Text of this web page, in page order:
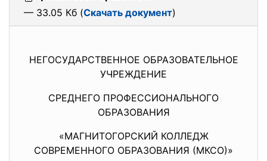
— 33.05 Кб (Скачать документ)
НЕГОСУДАРСТВЕННОЕ ОБРАЗОВАТЕЛЬНОЕ
УЧРЕЖДЕНИЕ
СРЕДНЕГО ПРОФЕССИОНАЛЬНОГО
ОБРАЗОВАНИЯ
«МАГНИТОГОРСКИЙ КОЛЛЕДЖ
СОВРЕМЕННОГО ОБРАЗОВАНИЯ (МКСО)»